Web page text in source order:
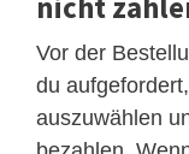
Vor der
du
auszuwählen